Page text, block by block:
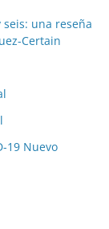
una reseña
Certain
19 Nuevo